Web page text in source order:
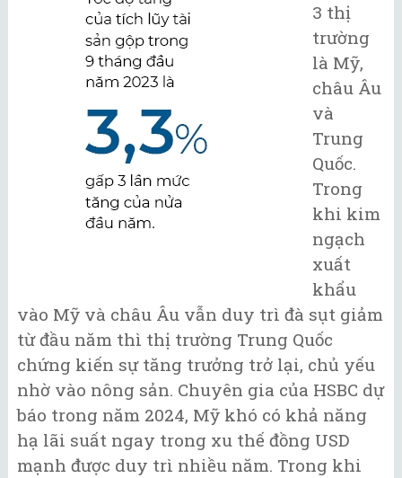
3 thị
trường
là Mỹ,
châu Âu
và
Trung
Quốc.
Trong
khi kim
ngạch
xuất
khẩu
vào Mỹ và châu Âu vẫn duy trì đà sụt giảm
từ đầu năm thì thị trường Trung Quốc
chứng kiến sự tăng trưởng trở lại, chủ yếu
nhờ vào nông sản. Chuyên gia của HSBC dự
báo trong năm 2024, Mỹ khó có khả năng
hạ lãi suất ngay trong xu thế đồng USD
mạnh được duy trì nhiều năm. Trong khi